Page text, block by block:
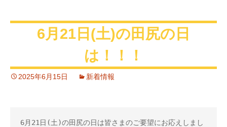
6月21日(土)の田尻の日
は！！！
2025年6月15日 新着情報
6月21日(土)の田尻の日は皆さまのご要望にお応えしまし